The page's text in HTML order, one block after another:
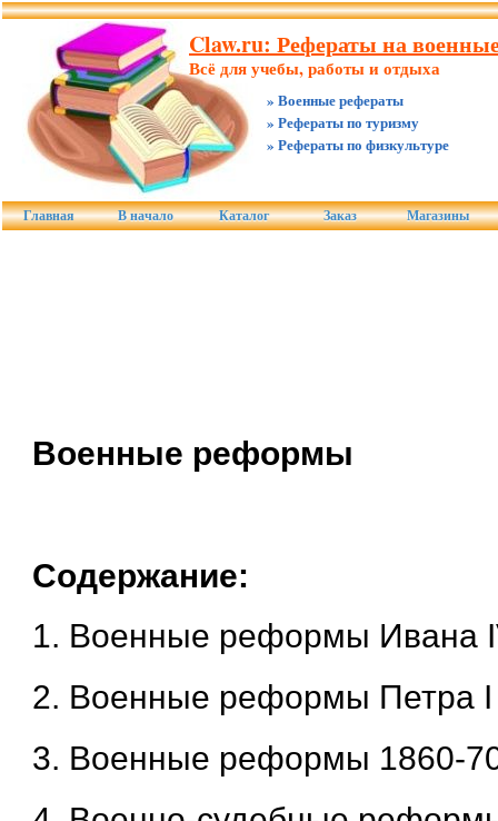
Claw.ru: Рефераты на
Всё для учебы, работы и отдыха
» Военные рефераты
» Рефераты по туризму
» Рефераты по физкультуре
Главная В начало Каталог Заказ Магазины
Военные реформы
Содержание:
1. Военные реформы Ивана
2. Военные реформы Петра I
3. Военные реформы 1860-70